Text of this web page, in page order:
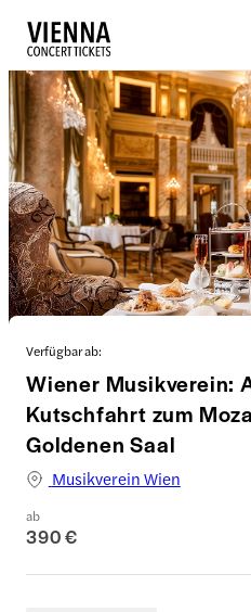
Verfügbar ab:
Wiener Musikverein:
Kutschfahrt zum
Goldenen Saal
Musikverein Wien
ab
390 €